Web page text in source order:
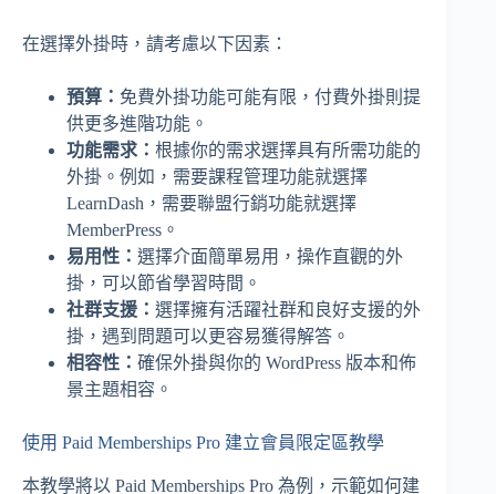
在選擇外掛時，請考慮以下因素：
預算： 免費外掛功能可能有限，付費外掛則提
供更多進階功能。
功能需求： 根據你的需求選擇具有所需功能的
外掛。例如，需要課程管理功能就選擇
LearnDash，需要聯盟行銷功能就選擇
MemberPress。
易用性： 選擇介面簡單易用，操作直觀的外
掛，可以節省學習時間。
社群支援： 選擇擁有活躍社群和良好支援的外
掛，遇到問題可以更容易獲得解答。
相容性： 確保外掛與你的 WordPress 版本和佈
景主題相容。
使用 Paid Memberships Pro 建立會員限定區教學
本教學將以 Paid Memberships Pro 為例，示範如何建